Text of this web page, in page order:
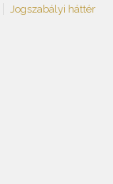
Jogszabályi háttér